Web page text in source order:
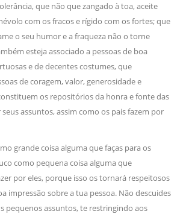
que não que zangado à toa, aceite
com os fracos e rígido com os fortes; que
o seu humor e a fraqueza não o torne
esteja associado a pessoas de boa
e de decentes costumes, que
de coragem, valor, generosidade e
os repositórios da honra e fonte das
assuntos, assim como os pais fazem por
grande coisa alguma que faças para os
como pequena coisa alguma que
por eles, porque isso os tornará respeitosos
impressão sobre a tua pessoa. Não descuides
pequenos assuntos, te restringindo aos